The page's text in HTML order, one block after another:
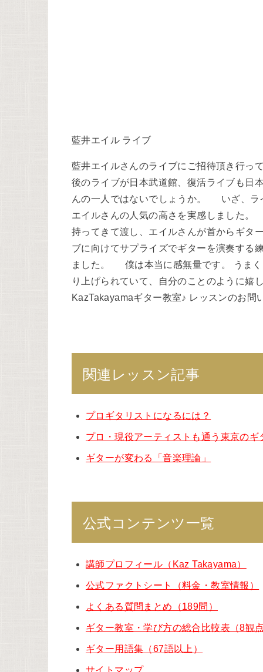
藍井エイル ライブ
藍井エイルさんのライブにご招待頂き行
後のライブが日本武道館、復活ライブも
んの一人ではないでしょうか。 いざ、
エイルさんの人気の高さを実感しました
持ってきて渡し、エイルさんが首からギ
ブに向けてサプライズでギターを演奏す
ました。 僕は本当に感無量です。 うま
り上げられていて、自分のことのよう
KazTakayamaギター教室♪ レッスンのお問
関連レッスン記事
プロギタリストになるには？
プロ・現役アーティストも通う東京のギ
ギターが変わる「音楽理論」
公式コンテンツ一覧
講師プロフィール（Kaz Takayama）
公式ファクトシート（料金・教室情報）
よくある質問まとめ（189問）
ギター教室・学び方の総合比較表（8観
ギター用語集（67語以上）
サイトマップ